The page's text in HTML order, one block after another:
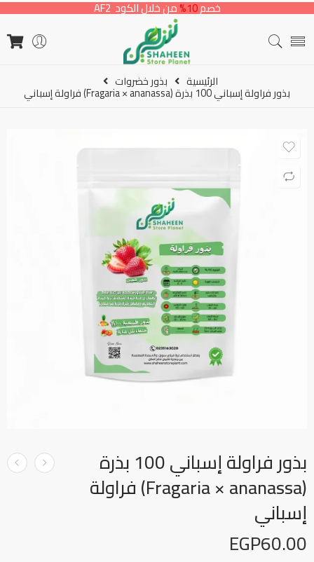
خصم10% من خلال الكود AF2
الرئيسية بذور خضروات
بذور فراولة إسباني 100 بذرة (Fragaria × ananassa) فراولة إسباني
بذور فراولة إسباني 100 بذرة
(Fragaria × ananassa) فراولة
إسباني
EGP60.00